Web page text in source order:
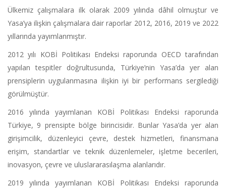
Ülkemiz çalışmalara ilk olarak 2009 yılında dâhil olmuştur ve
Yasa’ya ilişkin çalışmalara dair raporlar 2012, 2016, 2019 ve 2022
yıllarında yayımlanmıştır.
2012 yılı KOBİ Politikası Endeksi raporunda OECD tarafından
yapılan tespitler doğrultusunda, Türkiye’nin Yasa’da yer alan
prensiplerin uygulanmasına ilişkin iyi bir performans sergilediği
görülmüştür.
2016 yılında yayımlanan KOBİ Politikası Endeksi raporunda
Türkiye, 9 prensipte bölge birincisidir. Bunlar Yasa’da yer alan
girişimcilik, düzenleyici çevre, destek hizmetleri, finansmana
erişim, standartlar ve teknik düzenlemeler, işletme becerileri,
inovasyon, çevre ve uluslararasılaşma alanlarıdır.
2019 yılında yayımlanan KOBİ Politikası Endeksi raporunda